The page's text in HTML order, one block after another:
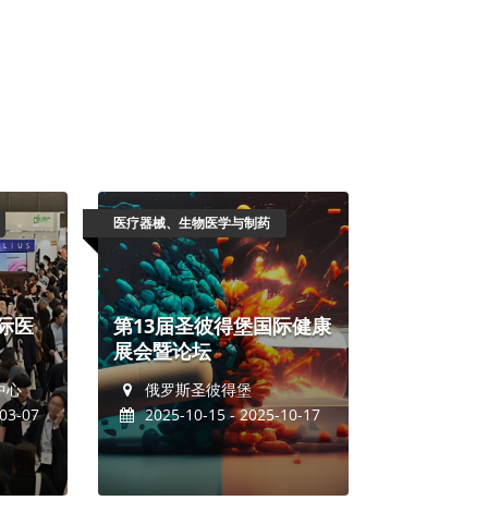
医
心
07
医疗器械、生物医学与制药
第13届圣彼得堡国际健康
展会暨论坛
俄罗斯圣彼得堡
2025-10-15 - 2025-10-17